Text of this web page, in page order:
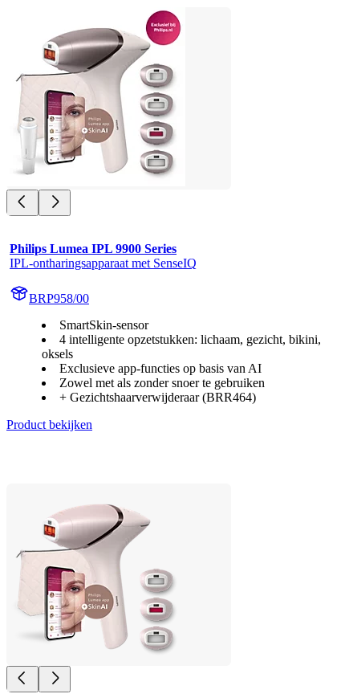
Philips Lumea IPL 9900 Series
IPL-ontharingsapparaat met SenseIQ
BRP958/00
SmartSkin-sensor
4 intelligente opzetstukken: lichaam, gezicht, bikini,
oksels
Exclusieve app-functies op basis van AI
Zowel met als zonder snoer te gebruiken
+ Gezichtshaarverwijderaar (BRR464)
Product bekijken